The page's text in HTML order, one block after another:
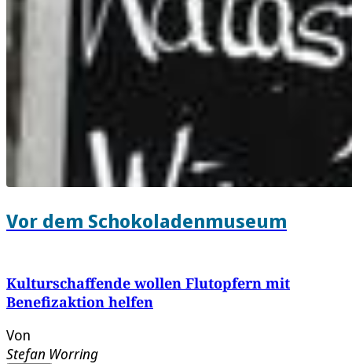
Vor dem Schokoladenmuseum
Kulturschaffende wollen Flutopfern mit
Benefizaktion helfen
Von
Stefan Worring